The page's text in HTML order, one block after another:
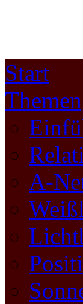
Start
A-